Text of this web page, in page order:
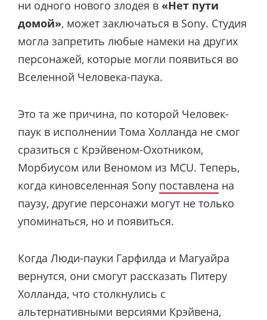
ни одного нового злодея в «Нет пути
домой», может заключаться в Sony. Студия
могла запретить любые намеки на других
персонажей, которые могли появиться во
Вселенной Человека-паука.
Это та же причина, по которой Человек-
паук в исполнении Тома Холланда не смог
сразиться с Крэйвеном-Охотником,
Морбиусом или Веномом из MCU. Теперь,
когда киновселенная Sony поставлена на
паузу, другие персонажи могут не только
упоминаться, но и появиться.
Когда Люди-пауки Гарфилда и Магуайра
вернутся, они смогут рассказать Питеру
Холланда, что столкнулись с
альтернативными версиями Крэйвена,